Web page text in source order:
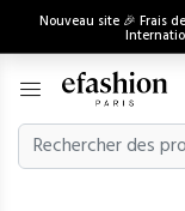
Nouveau site 🎉 Frais